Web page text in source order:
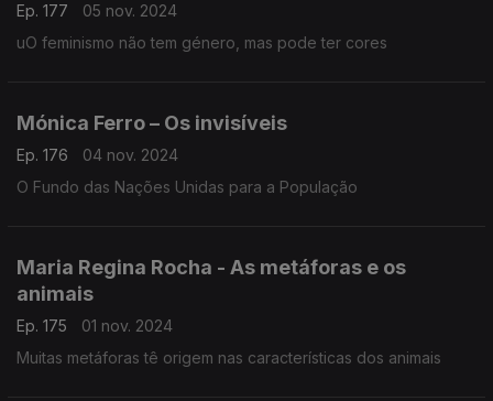
Ep. 177
05 nov. 2024
uO feminismo não tem género, mas pode ter cores
Mónica Ferro – Os invisíveis
Ep. 176
04 nov. 2024
O Fundo das Nações Unidas para a População
Maria Regina Rocha - As metáforas e os
animais
Ep. 175
01 nov. 2024
Muitas metáforas tê origem nas características dos animais